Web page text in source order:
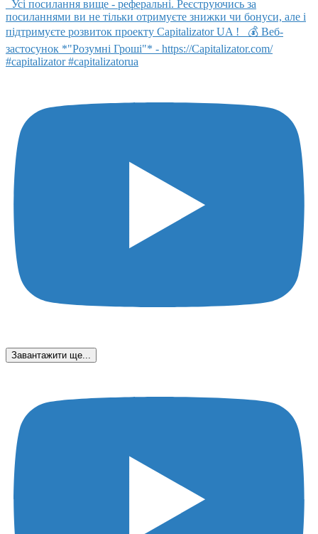
Завантажити ще...